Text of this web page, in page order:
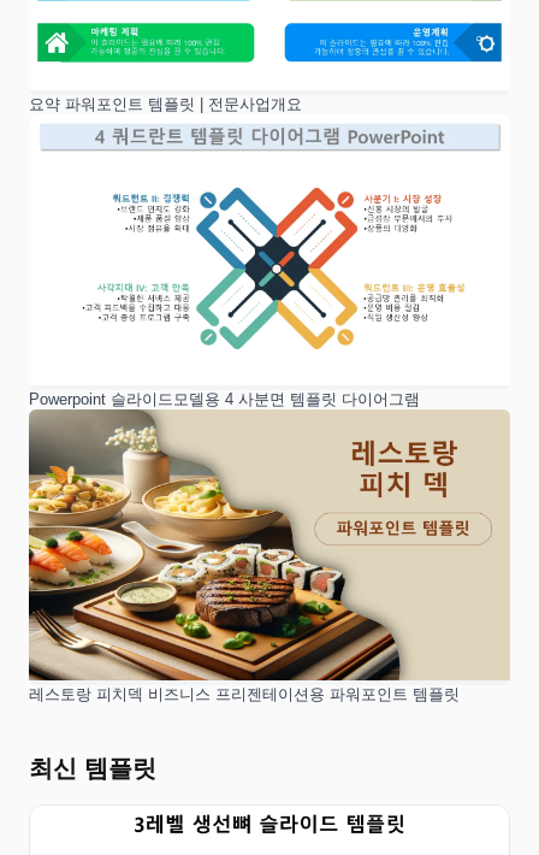
요약 파워포인트 템플릿 | 전문사업개요
Powerpoint 슬라이드모델용 4 사분면 템플릿 다이어그램
레스토랑 피치덱 비즈니스 프리젠테이션용 파워포인트 템플릿
최신 템플릿